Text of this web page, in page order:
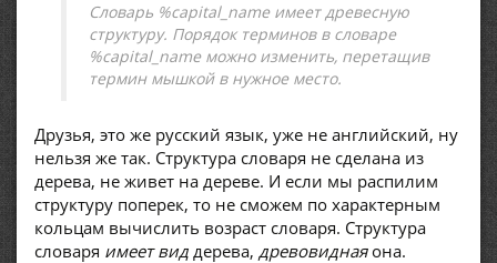
Словарь %capital_name имеет древесную
структуру. Порядок терминов в словаре
%capital_name можно изменить, перетащив
термин мышкой в нужное место.
Друзья, это же русский язык, уже не английский, ну
нельзя же так. Структура словаря не сделана из
дерева, не живет на дереве. И если мы распилим
структуру поперек, то не сможем по характерным
кольцам вычислить возраст словаря. Структура
словаря имеет вид дерева, древовиднаяона.